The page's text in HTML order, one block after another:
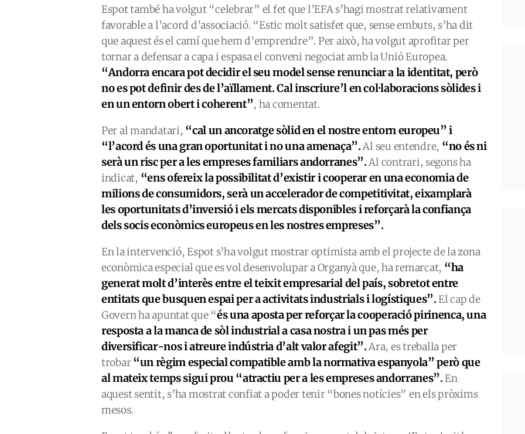
Espot també ha volgut “celebrar” el fet que l’EFA s’hagi mostrat relativament
favorable a l’acord d’associació. “Estic molt satisfet que, sense embuts, s’ha dit
que aquest és el camí que hem d’emprendre”. Per això, ha volgut aprofitar per
tornar a defensar a capa i espasa el conveni negociat amb la Unió Europea.
“Andorra encara pot decidir el seu model sense renunciar a la identitat, però
no es pot definir des de l’aïllament. Cal inscriure’l en col·laboracions sòlides i
en un entorn obert i coherent”, ha comentat.
Per al mandatari, “cal un ancoratge sòlid en el nostre entorn europeu” i
“l’acordés una gran oportunitat i no una amenaça”.Al seu entendre, “no és ni
serà un risc per a les empreses familiars andorranes”.Al contrari, segons ha
indicat, “ens ofereix la possibilitat d’existir icooperar en unaeconomiade
milions de consumidors,serà un accelerador de competitivitat, eixamplarà
les oportunitats d’inversió i els mercats disponibles i reforçarà la confiança
dels socis econòmicseuropeus en les nostres empreses”.
En la intervenció, Espot s’ha volgut mostrar optimista amb el projecte de la zona
econòmica especial que es vol desenvolupar a Organyà que, ha remarcat, “ha
generat molt d’interès entre el teixit empresarial del país, sobretot entre
entitats que busquen espai per a activitats industrials i logístiques”.El cap de
Govern ha apuntat que “ésuna aposta per reforçar la cooperació pirinenca, una
resposta a la manca de sòl industrial a casa nostra i un pas més per
diversificar-nos i atreure indústria d’alt valor afegit”.Ara, es treballa per
trobar“un règim especial compatible amb la normativa espanyola” però que
al mateix temps sigui prou “atractiu per a les empreses andorranes”.En
aquest sentit, s’ha mostrat confiat a poder tenir “bones notícies” en els pròxims
mesos.